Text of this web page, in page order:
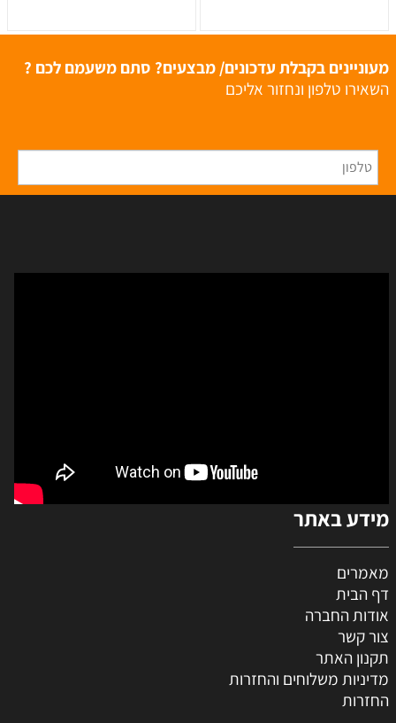
מעוניינים בקבלת עדכונים/ מבצעים? סתם משעמם לכם ?
השאירו טלפון ונחזור אליכם
מידע באתר
מאמרים
דף הבית
אודות החברה
צור קשר
תקנון האתר
מדיניות משלוחים והחזרות
החזרות